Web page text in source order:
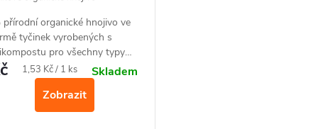
přírodní organické hnojivo ve
tyčinek vyrobených s
pro všechny typy
a balkonových rostlin. Pro
růst a zdravý krásný vzhled.
a pohodlné hnojení.
Měrná
1,53 Kč / 1 ks
Skladem
Zobrazit